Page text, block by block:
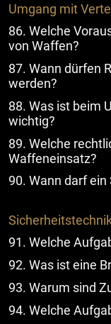
Umgang mit
86. Welche
von Waffen?
87. Wann dürfen
werden?
88. Was ist beim
wichtig?
89. Welche
Waffeneinsatz?
90. Wann darf
91. Welche
92. Was ist eine
93. Warum sind
94. Welche